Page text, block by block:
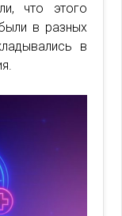
что этого
в разных
в